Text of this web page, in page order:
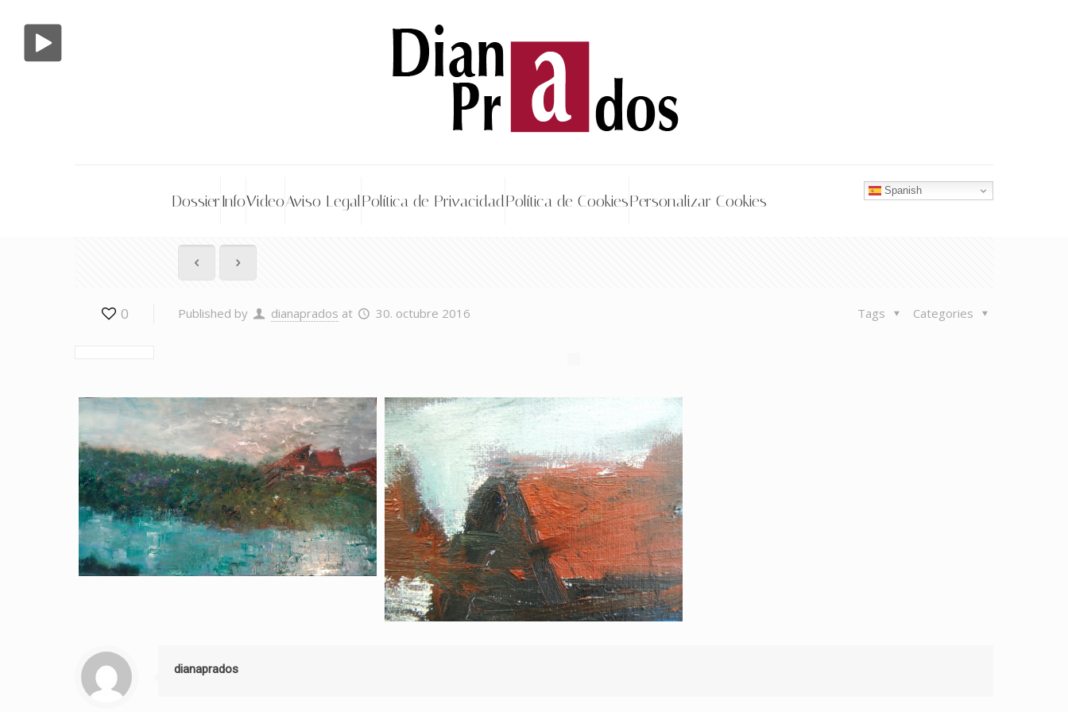
DossierInfoVideoAviso LegalPolítica de PrivacidadPolítica de CookiesPersonalizar Cookies
Spanish
0 Published by dianaprados at 30. octubre 2016 Categories
Tags
dianaprados